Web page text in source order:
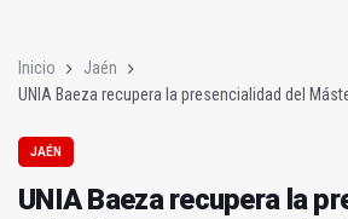
Inicio
Jaén
UNIA Baeza recupera la presencialidad del
JAÉN
UNIA Baeza recupera la